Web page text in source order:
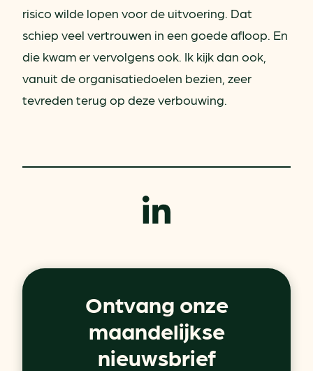
risico wilde lopen voor de uitvoering. Dat
schiep veel vertrouwen in een goede afloop. En
die kwam er vervolgens ook. Ik kijk dan ook,
vanuit de organisatiedoelen bezien, zeer
tevreden terug op deze verbouwing.
Ontvang onze
maandelijkse
nieuwsbrief